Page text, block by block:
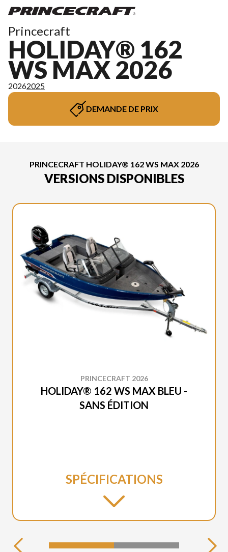
Princecraft
HOLIDAY® 162
WS MAX 2026
20262025
DEMANDE DE PRIX
PRINCECRAFT HOLIDAY® 162 WS MAX 2026
VERSIONS DISPONIBLES
PRINCECRAFT 2026
HOLIDAY® 162 WS MAX BLEU -
SANS ÉDITION
SPÉCIFICATIONS